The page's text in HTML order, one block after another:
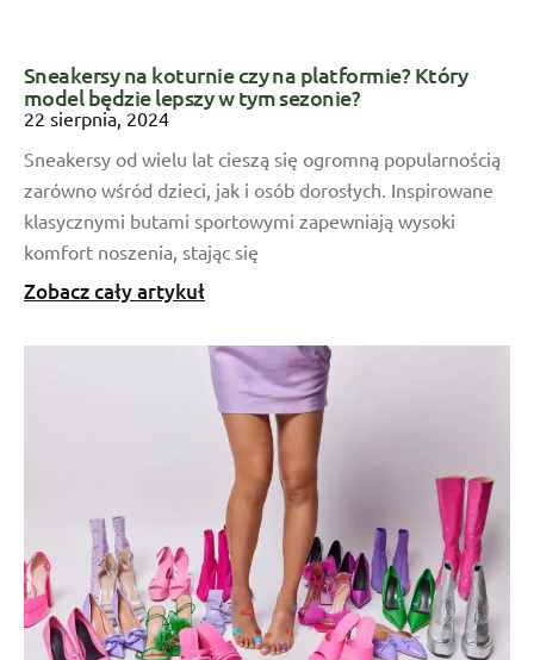
Sneakersy na koturnie czy na platformie? Który
model będzie lepszy w tym sezonie?
22 sierpnia, 2024
Sneakersy od wielu lat cieszą się ogromną popularnością
zarówno wśród dzieci, jak i osób dorosłych. Inspirowane
klasycznymi butami sportowymi zapewniają wysoki
komfort noszenia, stając się
Zobacz cały artykuł